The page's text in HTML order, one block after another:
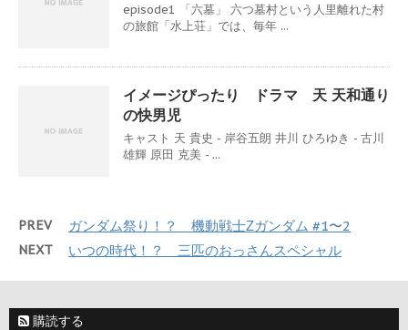
episode1 「六墓」 六つ墓村という人里離れた村
の旅館「水上荘」では、毎年 ...
イメージぴったり ドラマ 天 天和通り
の快男児
キャスト 天 貴史 - 岸谷五朗 井川 ひろゆき - 古川
雄輝 原田 克美 - ...
PREV ガンダム祭り！？ 機動戦士Ζガンダム #1〜2
NEXT いつの時代！？ 三匹のおっさんスペシャル
購読する